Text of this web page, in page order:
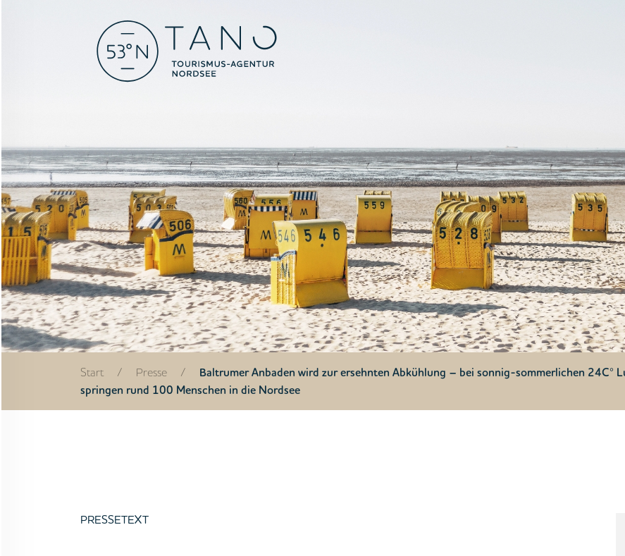
Start / Presse /
Baltrumer Anbaden wird zur ersehnten Abkühlung – bei sonnig-sommerlichen 24C°
springen rund 100 Menschen in die Nordsee
PRESSETEXT